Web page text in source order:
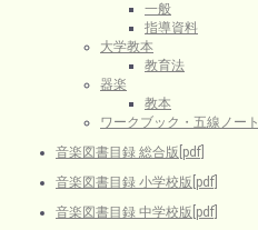
一般
指導資料
大学教本
教育法
器楽
教本
ワークブック・五線ノート
音楽図書目録 総合版[pdf]
音楽図書目録 小学校版[pdf]
音楽図書目録 中学校版[pdf]